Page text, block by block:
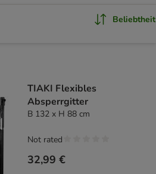
Beliebtheit
TIAKI Flexibles
Absperrgitter
B 132 x H 88 cm
32,99 €
Not rated